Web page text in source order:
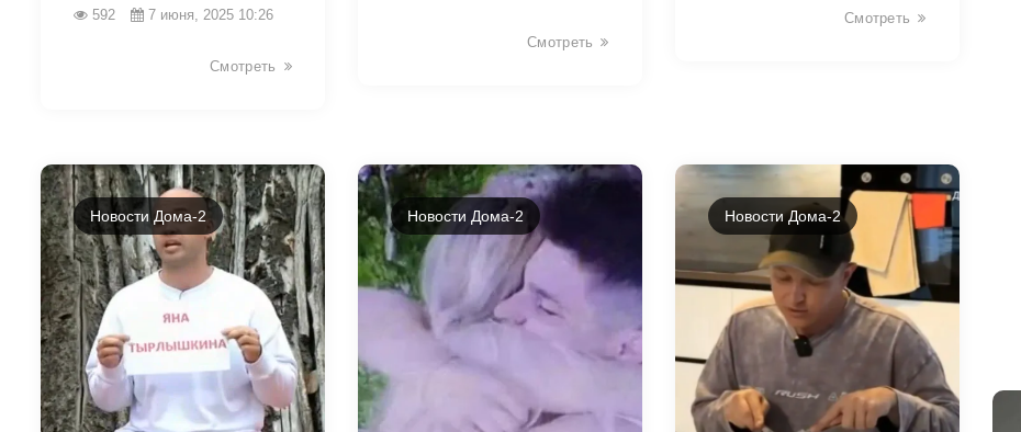
592 7 июня, 2025 10:26
Смотреть
Смотреть
Смотреть
Новости Дома-2 Новости Дома-2 Новости Дома-2